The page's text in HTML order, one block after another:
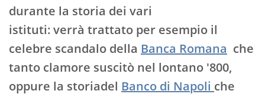
durante la storia dei vari
istituti: verrà trattato per esempio il
celebre scandalo della Banca Romana che
tanto clamore suscitò nel lontano '800,
oppure la storiadel Banco di Napoli che